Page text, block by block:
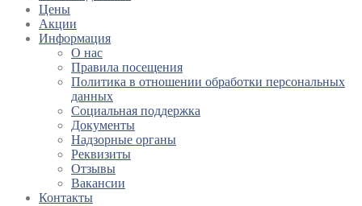
Цены
Акции
Информация
О нас
Правила посещения
Политика в отношении обработки персональных
данных
Социальная поддержка
Документы
Надзорные органы
Реквизиты
Отзывы
Вакансии
Контакты